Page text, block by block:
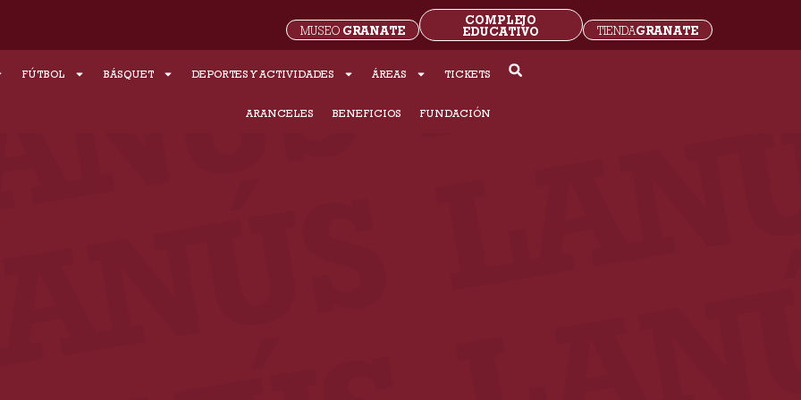
TIENDAGRANATE
COMPLEJO
EDUCATIVO
MUSEO GRANATE
FÚTBOL BÁSQUET DEPORTES Y ACTIVIDADES ÁREAS TICKETS
ARANCELES BENEFICIOS FUNDACIÓN